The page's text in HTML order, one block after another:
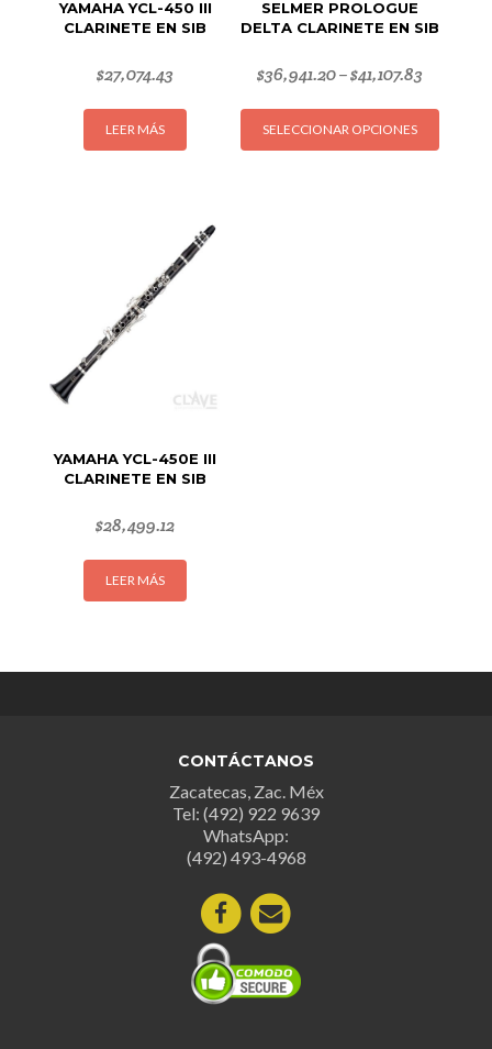
YAMAHA YCL-450 III
CLARINETE EN SIB
$27,074.43
LEER MÁS
SELMER PROLOGUE
DELTA CLARINETE EN SIB
$36,941.20–$41,107.83
SELECCIONAR OPCIONES
Este
YAMAHA YCL-450E III
CLARINETE EN SIB
$28,499.12
LEER MÁS
CONTÁCTANOS
Zacatecas, Zac. Méx
Tel: (492) 922 9639
WhatsApp:
(492) 493-4968